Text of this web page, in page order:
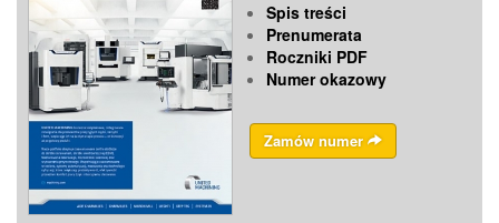
Spis treści
Prenumerata
Roczniki PDF
Numer okazowy
Zamów numer